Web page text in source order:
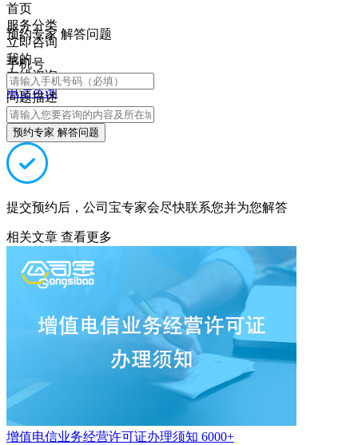
首页
服务分类
立即咨询
我的
在线咨询
电话咨询
预约专家 解答问题
手机号
问题描述
预约专家 解答问题
提交预约后，公司宝专家会尽快联系您并为您解答
相关文章 查看更多
增值电信业务经营许可证办理须知 6000+